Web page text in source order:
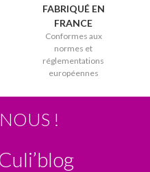
FABRIQUÉ EN
FRANCE
Conformes aux
normes et
réglementations
européennes
!